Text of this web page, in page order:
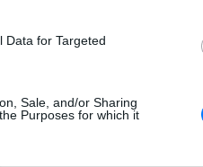
Data for Targeted
Sale, and/or Sharing
Purposes for which it
αναπτυχθεί στην περιοχή,
εργασία και στέγαση
ad Amendolara
e fuoco appiccato.
dello sfruttamento del